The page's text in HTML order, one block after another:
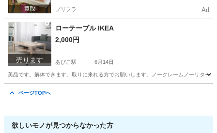
プリフラ Ad
売ります
ローテーブル IKEA
2,000円
あびこ駅 6月14日
美品です。解体できます。取りに来れる方でお願いします。ノークレームノーリター
ページTOPへ
欲しいモノが見つからなかった方